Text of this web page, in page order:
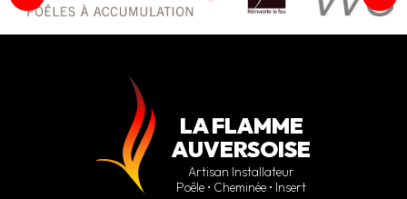
LA FLAMME
AUVERSOISE
Artisan Installateur
Poêle • Cheminée • Insert